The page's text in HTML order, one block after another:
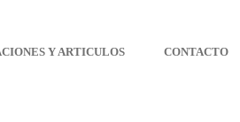
Y ARTICULOS CONTACTO